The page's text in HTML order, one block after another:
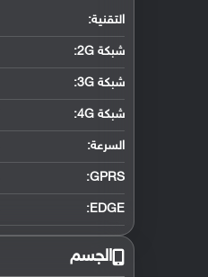
التقنية:
شبكة 2G:
شبكة 3G :
شبكة 4G :
السرعة:
GPRS:
EDGE:
الجسم